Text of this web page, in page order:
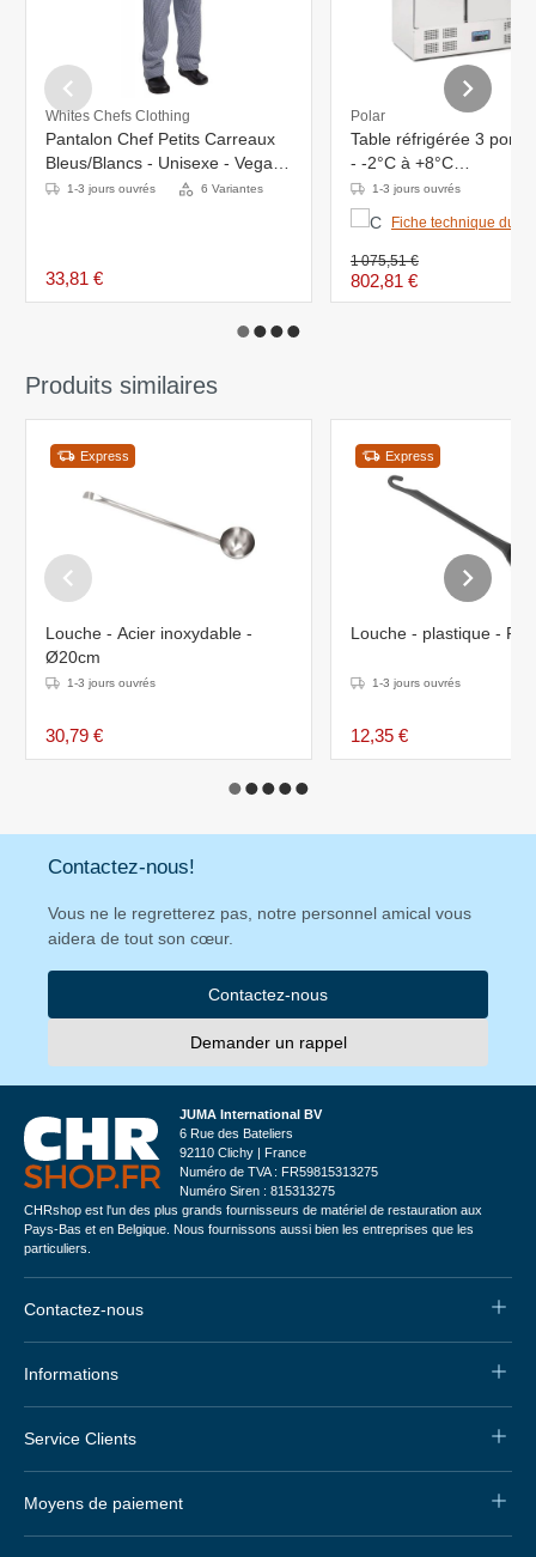
Whites Chefs Clothing
Pantalon Chef Petits Carreaux
Bleus/Blancs - Unisexe - Vegas
Whites - Disponibles En 6 Tailles
1-3 jours ouvrés 6 Variantes
33,81 €
Polar
Table réfrigérée 3
- -2°C à +8°C
- 1370x700x(H)880mm
1-3 jours ouvrés
Fiche technique du
1 075,51 €
802,81 €
Produits similaires
Express
Louche - Acier inoxydable -
Ø20cm
1-3 jours ouvrés
30,79 €
Express
Louche - plastique -
1-3 jours ouvrés
12,35 €
Contactez-nous!
Vous ne le regretterez pas, notre personnel amical vous
aidera de tout son cœur.
Contactez-nous
Demander un rappel
JUMA International BV
6 Rue des Bateliers
92110 Clichy | France
Numéro de TVA : FR59815313275
Numéro Siren : 815313275
CHRshop est l'un des plus grands fournisseurs de matériel de restauration aux
Pays-Bas et en Belgique. Nous fournissons aussi bien les entreprises que les
particuliers.
Contactez-nous
Informations
Service Clients
Moyens de paiement